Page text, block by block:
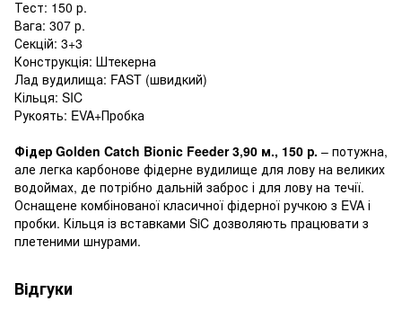
Тест: 150 р.
Вага: 307 р.
Секцій: 3+3
Конструкція: Штекерна
Лад вудилища: FAST (швидкий)
Кільця: SIC
Рукоять: EVA+Пробка
Фідер Golden Catch Bionic Feeder 3,90 м., 150 р. – потужна,
але легка карбонове фідерне вудилище для лову на великих
водоймах, де потрібно дальній заброс і для лову на течії.
Оснащене комбінованої класичної фідерної ручкою з EVA і
пробки. Кільця із вставками SiC дозволяють працювати з
плетеними шнурами.
Відгуки